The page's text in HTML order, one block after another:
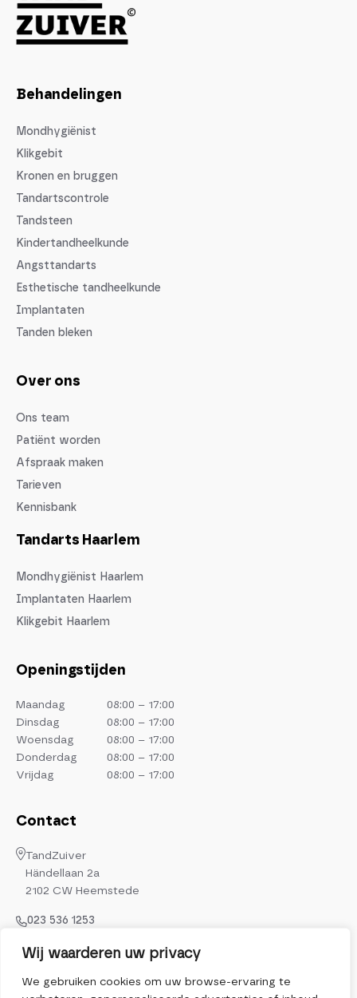
Wij waarderen uw privacy
We gebruiken cookies om uw browse-ervaring te
Behandelingen
Mondhygiënist
Klikgebit
Kronen en bruggen
Tandartscontrole
Tandsteen
Kindertandheelkunde
Angsttandarts
Esthetische tandheelkunde
Implantaten
Tanden bleken
Over ons
Ons team
Patiënt worden
Afspraak maken
Tarieven
Kennisbank
Tandarts Haarlem
Mondhygiënist Haarlem
Implantaten Haarlem
Klikgebit Haarlem
Openingstijden
Maandag
08:00 – 17:00
Dinsdag
08:00 – 17:00
Woensdag
08:00 – 17:00
Donderdag
08:00 – 17:00
Vrijdag
08:00 – 17:00
Contact
TandZuiver
Händellaan 2a
2102 CW Heemstede
023 536 1253
Volg ons op